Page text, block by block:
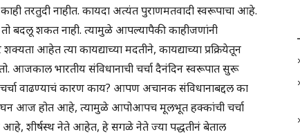
तरतुदी नाहीत. कायदा अत्यंत पुराणमतवादी स्वरूपाचा आहे.
बदलू शकत नाही. त्यामुळे आपल्यापैकी काहीजणांनी
आहेत त्या कायद्याच्या मदतीने, कायद्याच्या प्रक्रियेतून
आजकाल भारतीय संविधानाची चर्चा दैनंदिन स्वरूपात सुरू
वाढण्याचं कारण काय? आपण अचानक संविधानाबद्दल का
आज होत आहे, त्यामुळे आपोआपच मूलभूत हक्कांची चर्चा
शीर्षस्थ नेते आहेत, हे सगळे नेते ज्या पद्धतीनं बेताल